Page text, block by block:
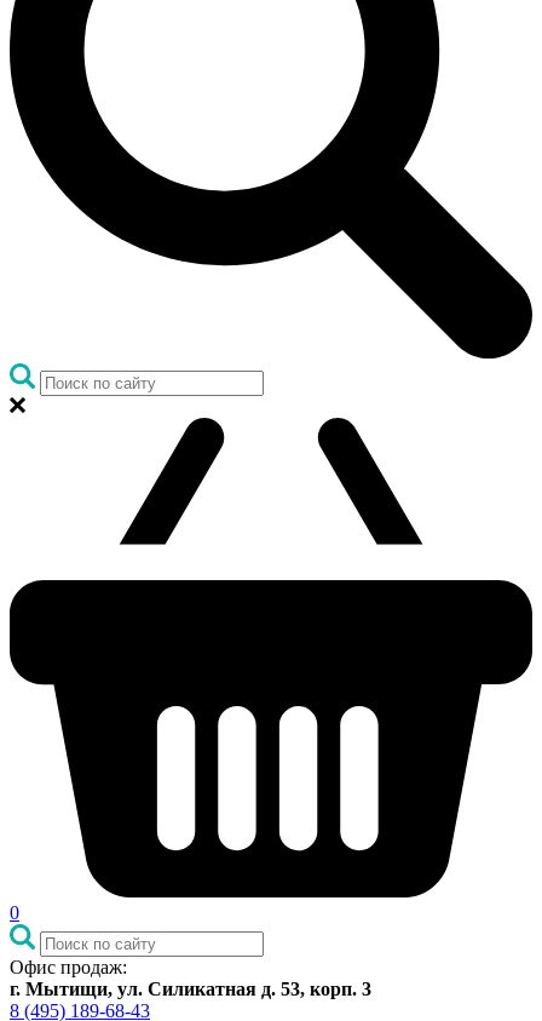
0
Офис продаж:
г. Мытищи, ул. Силикатная д. 53, корп. 3
8 (495) 189-68-43